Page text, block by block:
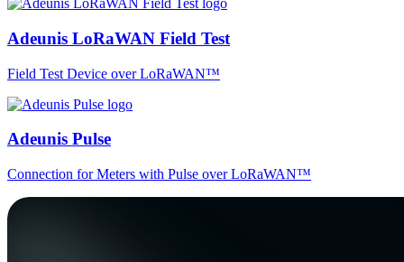
Adeunis LoRaWAN Field Test
Field Test Device over LoRaWAN™
Adeunis Pulse
Connection for Meters with Pulse over LoRaWAN™